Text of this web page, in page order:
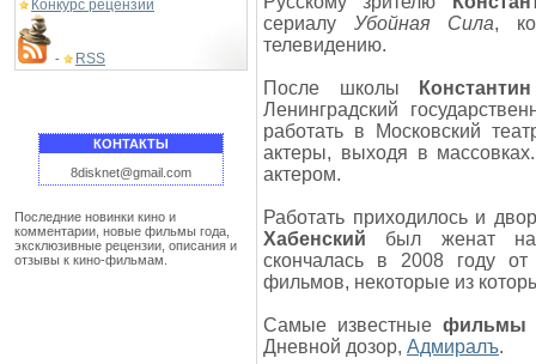
Конкурс рецензий
- RSS
КОНТАКТЫ
8disknet@gmail.com
Последние новинки кино и
комментарии, новые фильмы года,
эксклюзивные рецензии, описания и
отзывы к кино-фильмам.
сериалу Убойная Сила,
телевидению.
После школы
Ленинградский
работать в Московский
актеры, выходя в
актером.
Работать приходилось и
Хабенский был женат на
скончалась в 2008 году
фильмов, некоторые из
Самые известные фильмы
Дневной дозор, Адмиралъ.